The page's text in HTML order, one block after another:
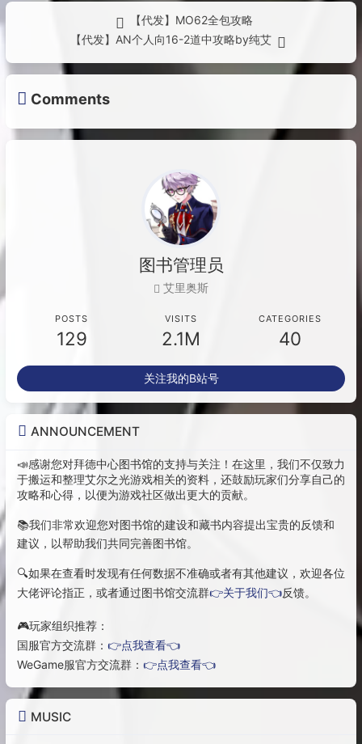
【代发】MO62全包攻略
【代发】AN个人向16-2道中攻略by纯艾
Comments
图书管理员
艾里奥斯
POSTS
129
VISITS
2.1M
CATEGORIES
40
关注我的B站号
ANNOUNCEMENT
📣感谢您对拜德中心图书馆的支持与关注！在这里，我们不仅致力
于搬运和整理艾尔之光游戏相关的资料，还鼓励玩家们分享自己的
攻略和心得，以便为游戏社区做出更大的贡献。
📚我们非常欢迎您对图书馆的建设和藏书内容提出宝贵的反馈和
建议，以帮助我们共同完善图书馆。
🔍如果在查看时发现有任何数据不准确或者有其他建议，欢迎各位
大佬评论指正，或者通过图书馆交流群👉关于我们👈反馈。
🎮玩家组织推荐：
国服官方交流群： 👉点我查看👈
WeGame服官方交流群： 👉点我查看👈
MUSIC